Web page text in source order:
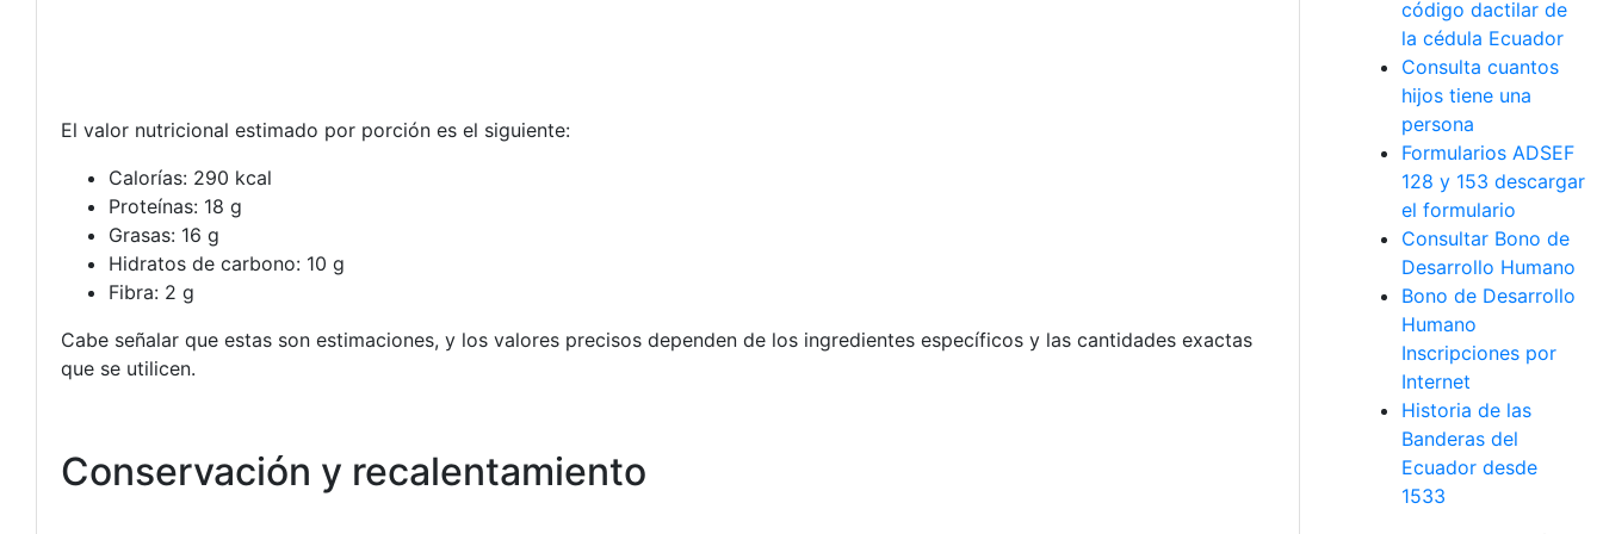
El valor nutricional estimado por porción es el siguiente:
Calorías: 290 kcal
Proteínas: 18 g
Grasas: 16 g
Hidratos de carbono: 10 g
Fibra: 2 g
Cabe señalar que estas son estimaciones, y los valores precisos dependen de los ingredientes específicos y las cantidades exactas
que se utilicen.
Conservación y recalentamiento
código dactilar de
la cédula Ecuador
Consulta cuantos
hijos tiene una
persona
Formularios ADSEF
128 y 153 descargar
el formulario
Consultar Bono de
Desarrollo Humano
Bono de Desarrollo
Humano
Inscripciones por
Internet
Historia de las
Banderas del
Ecuador desde
1533